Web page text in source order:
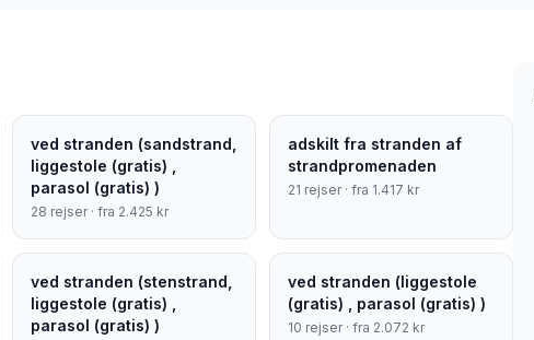
ved stranden (sandstrand,
liggestole (gratis) ,
parasol (gratis) )
28 rejser · fra 2.425 kr
adskilt fra stranden af
strandpromenaden
21 rejser · fra 1.417 kr
ved stranden (stenstrand,
liggestole (gratis) ,
parasol (gratis) )
ved stranden (liggestole
(gratis) , parasol (gratis) )
10 rejser · fra 2.072 kr